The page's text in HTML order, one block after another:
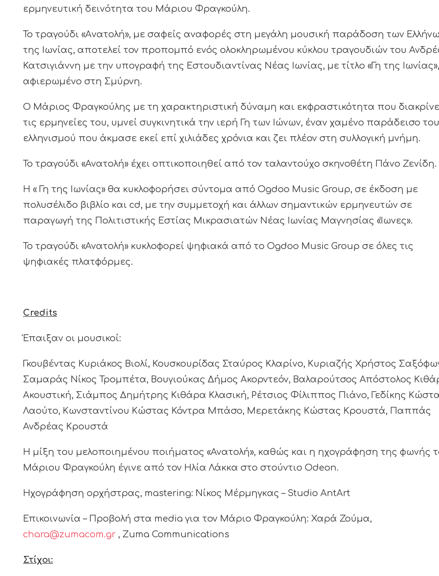
ερμηνευτική δεινότητα του Μάριου Φραγκούλη.
Το τραγούδι «Aνατολή», με σαφείς αναφορές στη μεγάλη μουσική παράδοση των
της Ιωνίας, αποτελεί τον προπομπό ενός ολοκληρωμένου κύκλου τραγουδιών του
Κατσιγιάννη με την υπογραφή της Εστουδιαντίνας Νέας Ιωνίας, με τίτλο «Γη της Ιωνίας»,
αφιερωμένο στη Σμύρνη.
Ο Μάριος Φραγκούλης με τη χαρακτηριστική δύναμη και εκφραστικότητα που
τις ερμηνείες του, υμνεί συγκινητικά την ιερή Γη των Ιώνων, έναν χαμένο παράδεισο του
ελληνισμού που άκμασε εκεί επί χιλιάδες χρόνια και ζει πλέον στη συλλογική μνήμη.
Το τραγούδι «Ανατολή» έχει οπτικοποιηθεί από τον ταλαντούχο σκηνοθέτη Πάνο Ζενίδη.
Η « Γη της Ιωνίας» θα κυκλοφορήσει σύντομα από Ogdoo Music Group, σε έκδοση με
πολυσέλιδο βιβλίο και cd, με την συμμετοχή και άλλων σημαντικών ερμηνευτών σε
παραγωγή της Πολιτιστικής Εστίας Μικρασιατών Νέας Ιωνίας Μαγνησίας «Ίωνες».
Το τραγούδι «Ανατολή» κυκλοφορεί ψηφιακά από το Ogdoo Music Group σε όλες τις
ψηφιακές πλατφόρμες.
Credits
Έπαιξαν οι μουσικοί:
Γκουβέντας Κυριάκος Βιολί, Κουσκουρίδας Σταύρος Κλαρίνο, Κυριαζής Χρήστος
Σαμαράς Νίκος Τρομπέτα, Βουγιούκας Δήμος Ακορντεόν, Βαλαρούτσος Απόστολος
Ακουστική, Σιάμπος Δημήτρης Κιθάρα Κλασική, Ρέτσιος Φίλιππος Πιάνο, Γεδίκης
Λαούτο, Κωνσταντίνου Κώστας Κόντρα Μπάσο, Μερετάκης Κώστας Κρουστά, Παππάς
Ανδρέας Κρουστά
Η μίξη του μελοποιημένου ποιήματος «Ανατολή», καθώς και η ηχογράφηση της φωνής
Μάριου Φραγκούλη έγινε από τον Ηλία Λάκκα στο στούντιο Odeon.
Ηχογράφηση ορχήστρας, mastering: Νίκος Μέρμηγκας – Studio AntArt
Επικοινωνία – Προβολή στα media για τον Μάριο Φραγκούλη: Χαρά Ζούμα,
chara@zumacom.gr , Zuma Communications
Στίχοι: